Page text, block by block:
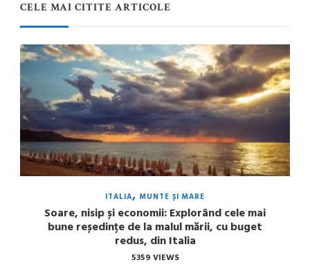
CELE MAI CITITE ARTICOLE
ITALIA MUNTE ȘI MARE
Soare, nisip și economii: Explorând cele mai
bune reședințe de la malul mării, cu buget
redus, din Italia
5359 VIEWS